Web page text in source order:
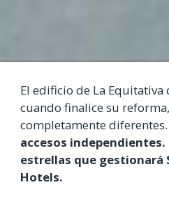
El edificio de La Equitativa
cuando finalice su
completamente diferentes.
accesos independientes.
estrellas que gestionará
Hotels.